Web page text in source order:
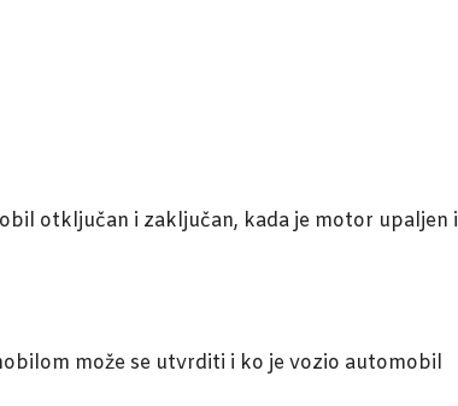
otključan i zaključan, kada je motor upaljen i
može se utvrditi i ko je vozio automobil